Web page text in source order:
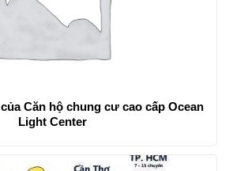
Căn hộ chung cư cao cấp Ocean
Light Center